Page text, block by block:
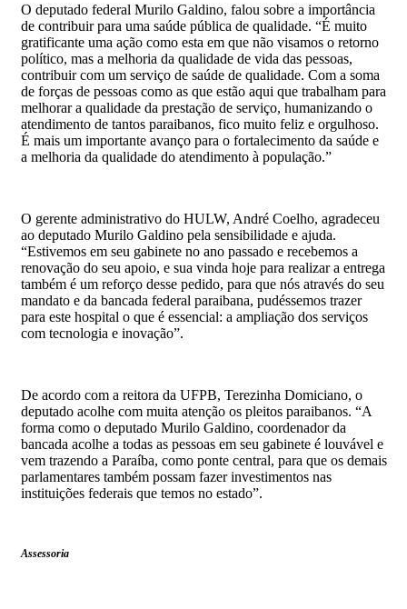
O deputado federal Murilo Galdino, falou sobre a importância
de contribuir para uma saúde pública de qualidade. “É muito
gratificante uma ação como esta em que não visamos o retorno
político, mas a melhoria da qualidade de vida das pessoas,
contribuir com um serviço de saúde de qualidade. Com a soma
de forças de pessoas como as que estão aqui que trabalham para
melhorar a qualidade da prestação de serviço, humanizando o
atendimento de tantos paraibanos, fico muito feliz e orgulhoso.
É mais um importante avanço para o fortalecimento da saúde e
a melhoria da qualidade do atendimento à população.”
O gerente administrativo do HULW, André Coelho, agradeceu
ao deputado Murilo Galdino pela sensibilidade e ajuda.
“Estivemos em seu gabinete no ano passado e recebemos a
renovação do seu apoio, e sua vinda hoje para realizar a entrega
também é um reforço desse pedido, para que nós através do seu
mandato e da bancada federal paraibana, pudéssemos trazer
para este hospital o que é essencial: a ampliação dos serviços
com tecnologia e inovação”.
De acordo com a reitora da UFPB, Terezinha Domiciano, o
deputado acolhe com muita atenção os pleitos paraibanos. “A
forma como o deputado Murilo Galdino, coordenador da
bancada acolhe a todas as pessoas em seu gabinete é louvável e
vem trazendo a Paraíba, como ponte central, para que os demais
parlamentares também possam fazer investimentos nas
instituições federais que temos no estado”.
Assessoria